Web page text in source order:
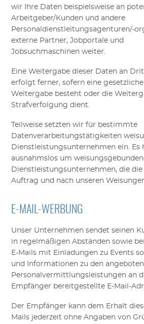
wir Ihre Daten beispielsweise an
Arbeitgeber/Kunden und andere
Personaldienstleitungsagenturen/-
externe Partner, Jobportale und
Jobsuchmaschinen weiter.
Eine Weitergabe dieser Daten an
erfolgtferner,sofern eine
Weitergabe besteht oder die
Strafverfolgung dient.
Teilweise setzten wir für bestimmte
Datenverarbeitungstätigkeiten
Dienstleistungsunternehmen ein. Es
ausnahmslos um
Dienstleistungsunternehmen, die
Auftrag und nach unseren
E-MAIL-WERBUNG
Unser Unternehmensendet seinen
in regelmäßigen Abständen sowie
E-Mails mit Einladungen zu Events
und Informationen zu den
Personalvermittlungsleistungen an d
Empfänger bereitgestellte E-Mail-
Der Empfänger kann dem Erhalt
Mails jederzeitohne Angaben von